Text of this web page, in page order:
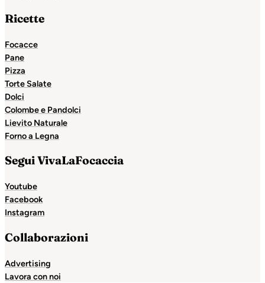
Ricette
Focacce
Pane
Pizza
Torte Salate
Dolci
Colombe e Pandolci
Lievito Naturale
Forno a Legna
Segui VivaLaFocaccia
Youtube
Facebook
Instagram
Collaborazioni
Advertising
Lavora con noi